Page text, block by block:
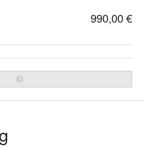
990,00 €